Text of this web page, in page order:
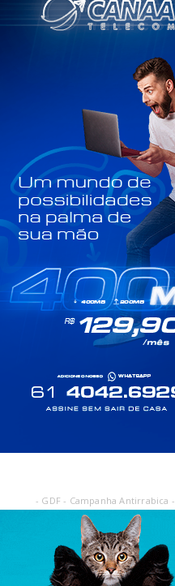
- GDF - Campanha Antirrabica -